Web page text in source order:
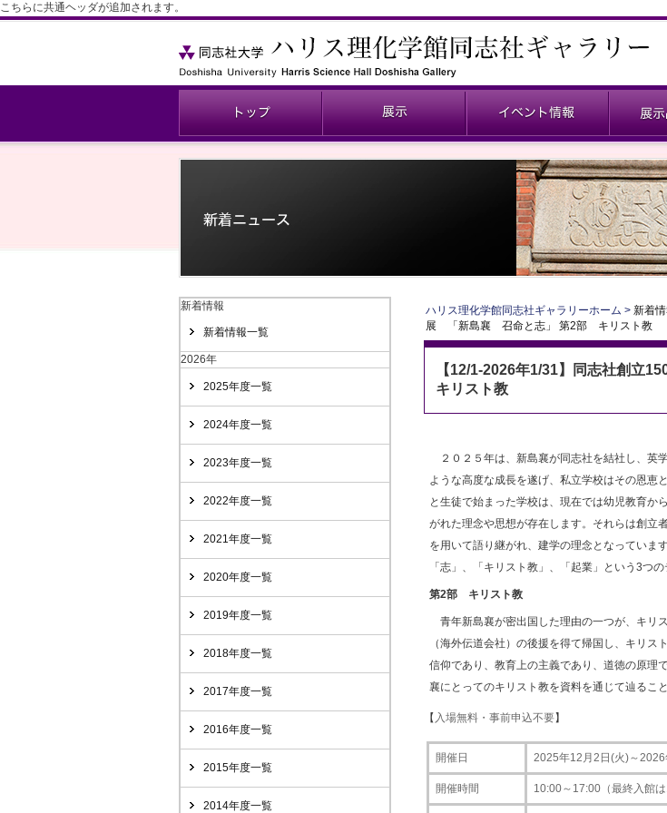
こちらに共通ヘッダが追加されます。
新着情報
新着情報一覧
2026年
2025年度一覧
2024年度一覧
2023年度一覧
2022年度一覧
2021年度一覧
2020年度一覧
2019年度一覧
2018年度一覧
2017年度一覧
2016年度一覧
2015年度一覧
2014年度一覧
ハリス理化学館同志社ギャラリーホーム 新着
展 「新島襄 召命と志」 第2部 キリスト教
【12/1-2026年1/31】同志社創
キリスト教
２０２５年は、新島襄が同志社を結社し、英
ような高度な成長を遂げ、私立学校はその恩恵
と生徒で始まった学校は、現在では幼児教育か
がれた理念や思想が存在します。それらは創立
を用いて語り継がれ、建学の理念となっていま
「志」、「キリスト教」、「起業」という3つ
第2部 キリスト教
青年新島襄が密出国した理由の一つが、キリ
（海外伝道会社）の後援を得て帰国し、キリ
信仰であり、教育上の主義であり、道徳の原理
襄にとってのキリスト教を資料を通じて辿るこ
【 入場無料・事前申込不要】
開催日 2025年12 月2日(火)～
開催時間 10:00～17:00（最終入館